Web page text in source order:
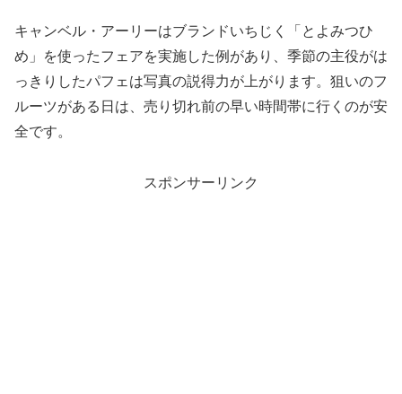
キャンベル・アーリーはブランドいちじく「とよみつひ
め」を使ったフェアを実施した例があり、季節の主役がは
っきりしたパフェは写真の説得力が上がります。狙いのフ
ルーツがある日は、売り切れ前の早い時間帯に行くのが安
全です。
スポンサーリンク